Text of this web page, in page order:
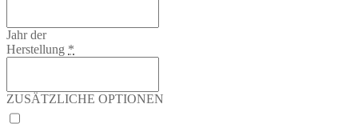
Jahr der
Herstellung *
ZUSÄTZLICHE OPTIONEN